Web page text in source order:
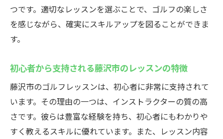
つです。適切なレッスンを選ぶことで、ゴルフの楽しさ
を感じながら、確実にスキルアップを図ることができま
す。
初心者から支持される藤沢市のレッスンの特徴
藤沢市のゴルフレッスンは、初心者に非常に支持されて
います。その理由の一つは、インストラクターの質の高
さです。彼らは豊富な経験を持ち、初心者にもわかりや
すく教えるスキルに優れています。また、レッスン内容